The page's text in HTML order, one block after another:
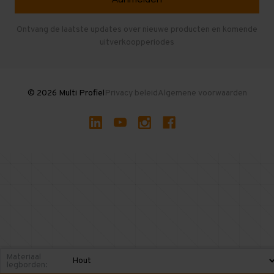
Gebruikte entresolvloeren
Ontvang de laatste updates over nieuwe producten en komende
uitverkoopperiodes
© 2026 Multi ProfielPrivacy beleidAlgemene voorwaarden
Materiaal
legborden: